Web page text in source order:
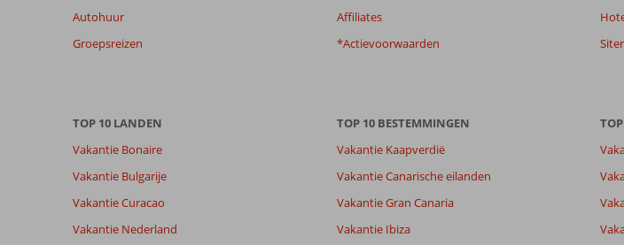
Meer
beoordelingen.
Totale score
Gebaseerd op:
beoordelingen
7,6
Goed
Kamers
7,2
Kindvriendelijk
Autohuur
Groepsreizen
Affiliates
*Actievoorwaarden
TOP 10 LANDEN
Vakantie Bonaire
Vakantie Bulgarije
Vakantie Curacao
Vakantie Nederland
TOP 10 BESTEMMINGEN
Vakantie Kaapverdië
Vakantie Canarische eilanden
Vakantie Gran Canaria
Vakantie Ibiza